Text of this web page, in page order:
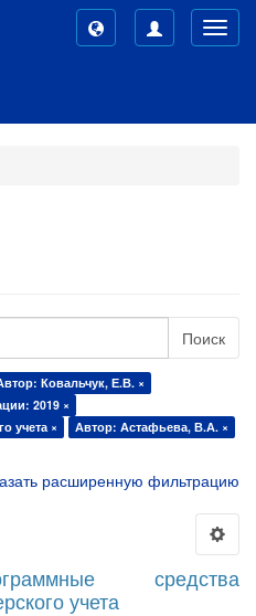
Поиск
Ковальчук, Е.В. ×
2019 ×
учета ×
Автор: Астафьева, В.А. ×
расширенную фильтрацию
средства
учета